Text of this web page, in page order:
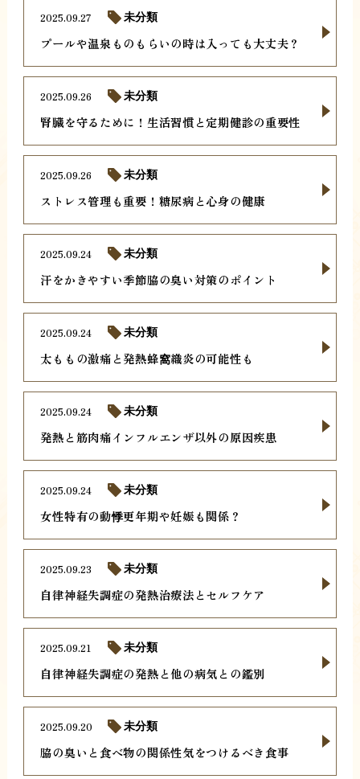
プールや温泉ものもらいの時は入っても大丈夫？
2025.09.27 未分類
腎臓を守るために！生活習慣と定期健診の重要性
2025.09.26 未分類
ストレス管理も重要！糖尿病と心身の健康
2025.09.26 未分類
汗をかきやすい季節脇の臭い対策のポイント
2025.09.24 未分類
太ももの激痛と発熱蜂窩織炎の可能性も
2025.09.24 未分類
発熱と筋肉痛インフルエンザ以外の原因疾患
2025.09.24 未分類
女性特有の動悸更年期や妊娠も関係？
2025.09.24 未分類
自律神経失調症の発熱治療法とセルフケア
2025.09.23 未分類
自律神経失調症の発熱と他の病気との鑑別
2025.09.21 未分類
脇の臭いと食べ物の関係性気をつけるべき食事
2025.09.20 未分類